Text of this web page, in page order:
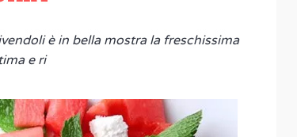
è in bella mostra la freschissima
e ri